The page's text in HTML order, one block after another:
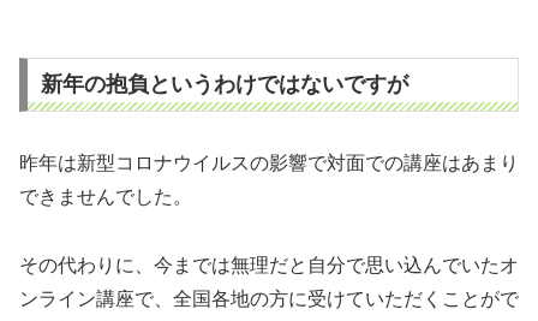
新年の抱負というわけではないですが
昨年は新型コロナウイルスの影響で対面での講座はあまり
できませんでした。
その代わりに、今までは無理だと自分で思い込んでいたオ
ンライン講座で、全国各地の方に受けていただくことがで